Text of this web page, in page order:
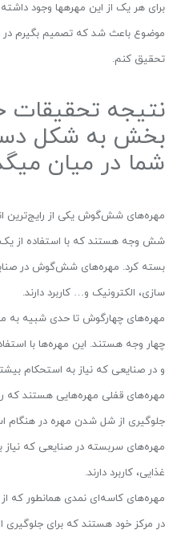
برای هر یک از این مهره­ها وجود
موضوع باعث شد که تصمیم بگیرم در
تحقیق کنم.
نتیجه تحقیقات
بخش به شکل
شما در میان
مهره‌های شش‌گوش یکی از رایج‌ترین
شش وجه هستند که با استفاده از
بسته کرد. مهره‌های شش‌گوش در
سازی، الکترونیک و… کاربرد دارند.
مهره‌های چهارگوش تا حدی شبیه به
چهار وجه هستند. این مهره‌ها با
و در صنایعی که نیاز به استحکام
مهره‌های قفلی مهره‌هایی هستند که
جلوگیری از شل شدن مهره در هنگام
مهره‌های سربسته در صنایعی که نیاز
غذایی، کاربرد دارند.
مهره‌های کاسه‌ای نمدی همانطور که
در مرکز خود هستند که برای جلوگیری